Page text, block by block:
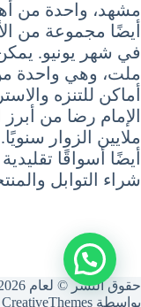
مشهد، واحدة من
أيضًا مجموعة من
في شهر يونيو. يمكن
ملت، وهي واحدة
أماكن للتنزه
الإمام رضا من
ملايين الزوار
أيضًا أسواقًا
شراء التوابل
بواسطة CreativeThemes